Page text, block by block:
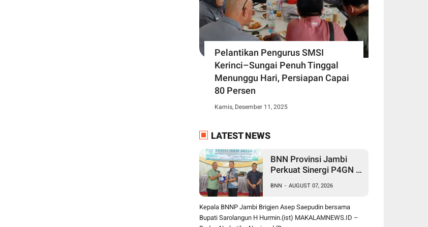
Pelantikan Pengurus SMSI
Kerinci–Sungai Penuh Tinggal
Menunggu Hari, Persiapan Capai
80 Persen
Kamis, Desember 11, 2025
LATEST NEWS
BNN Provinsi Jambi
Perkuat Sinergi P4GN di
Asep Ingatkan Bahaya
Vape Zombie
BNN - AUGUST 07, 2026
Kepala BNNP Jambi Brigjen Asep Saepudin bersama
Bupati Sarolangun H Hurmin.(ist) MAKALAMNEWS.ID –